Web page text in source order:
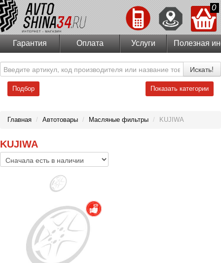
0
Гарантия Оплата Услуги Полезная
Искать!
Подбор Показать категории
Главная / Автотовары / Масляные фильтры / KUJIWA
KUJIWA